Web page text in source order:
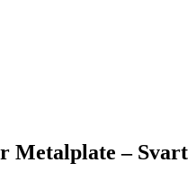
Metalplate – Svart